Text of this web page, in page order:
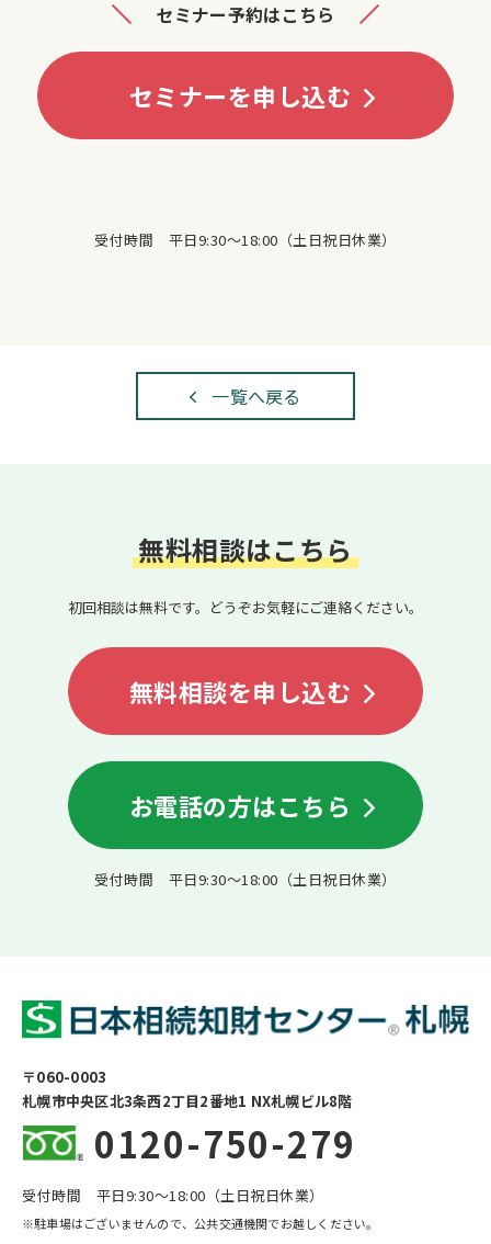
セミナー予約はこちら
セミナーを申し込む
受付時間 平日9:30〜18:00（土日祝日休業）
一覧へ戻る
無料相談はこちら
初回相談は無料です。どうぞお気軽にご連絡ください。
無料相談を申し込む
お電話の方はこちら
受付時間 平日9:30〜18:00（土日祝日休業）
〒060-0003
札幌市中央区北3条西2丁目2番地1 NX札幌ビル8階
0120-750-279
受付時間 平日9:30〜18:00（土日祝日休業）
※駐車場はございませんので、公共交通機関でお越しください。